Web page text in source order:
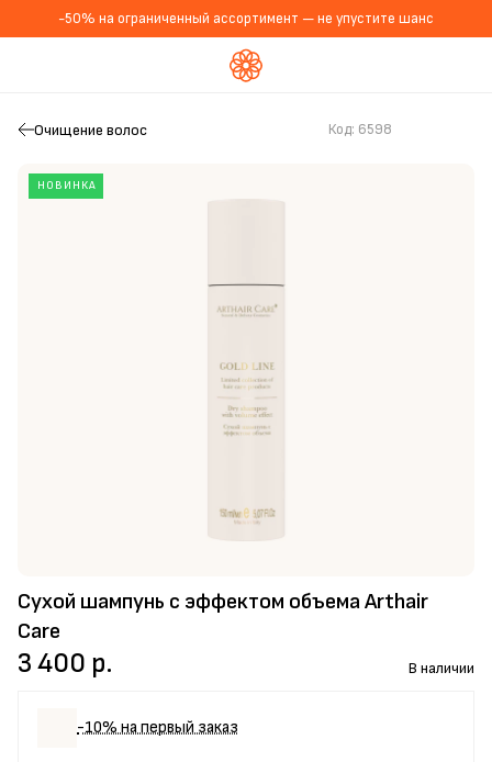
-50% на ограниченный ассортимент — не упустите шанс
Очищение волос
НОВИНКА
Сухой шампунь с эффектом объема Arthair
Care
Код: 6598
3 400 р. В наличии
-10% на первый заказ